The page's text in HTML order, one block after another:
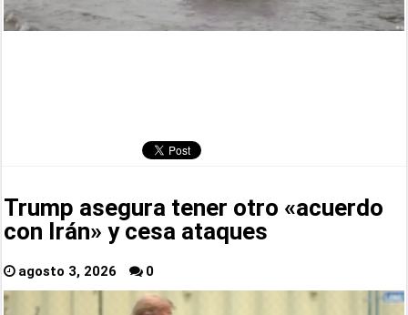
Trump asegura tener otro «acuerdo
con Irán» y cesa ataques
agosto 3, 2026 0